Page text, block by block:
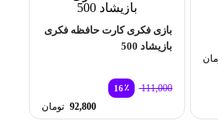
643,000 تومان
639,900 تومان.
بازی فکری کارت حافظه فکری
بازیشاد 500
٪16 111,000
اصلی:
92,800 تومان
قیمت